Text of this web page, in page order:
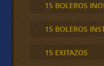
15 BOLEROS
15 BOLEROS
15 EXITAZOS